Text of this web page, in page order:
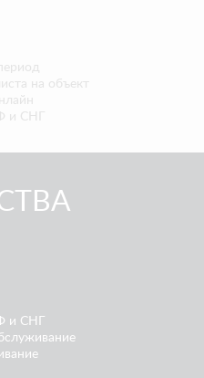
на объект
и СНГ
и СНГ